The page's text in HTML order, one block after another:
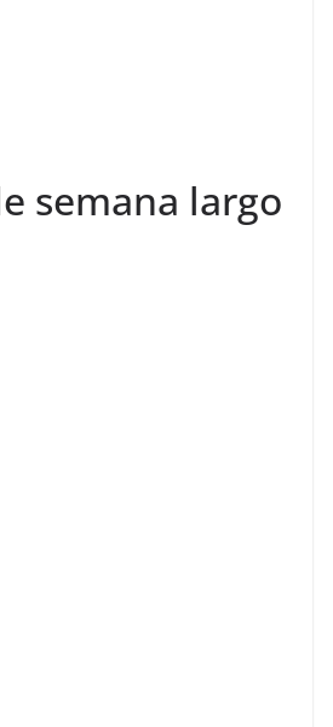
semana largo